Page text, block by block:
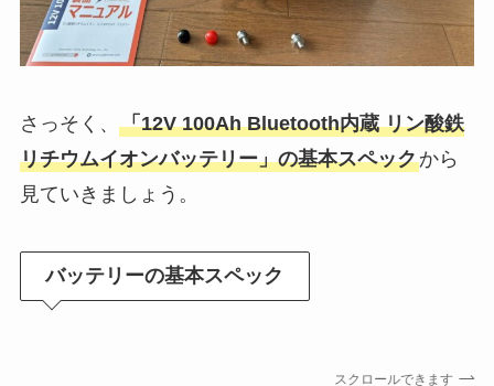
さっそく、 「12V 100Ah Bluetooth内蔵 リン酸鉄
リチウムイオンバッテリー」の基本スペックから
見ていきましょう。
バッテリーの基本スペック
スクロールできます